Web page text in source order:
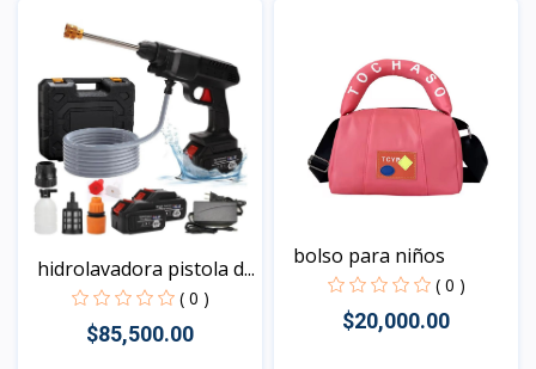
hidrolavadora pistola d...
( 0 )
$85,500.00
bolso para niños
( 0 )
$20,000.00